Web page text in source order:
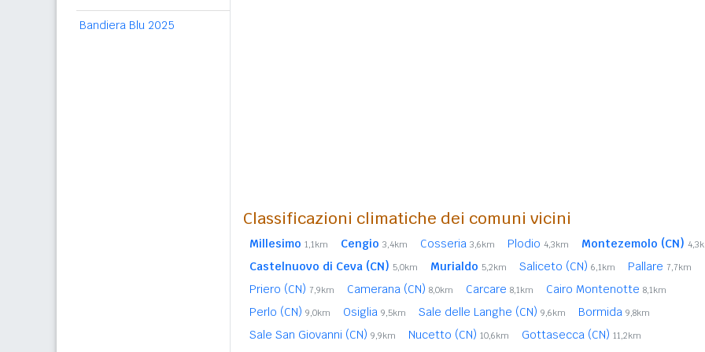
Bandiera Blu 2025
Classificazioni climatiche dei comuni vicini
Millesimo 1,1km Cengio 3,4km Cosseria 3,6km Plodio 4,3km Montezemolo (CN)
Castelnuovo di Ceva (CN) 5,0km Murialdo 5,2km Saliceto (CN) 6,1km Pallare 7,7km
Priero (CN) 7,9km Camerana (CN) 8,0km Carcare 8,1km Cairo Montenotte 8,1km
Perlo (CN) 9,0km Osiglia 9,5km Sale delle Langhe (CN) 9,6km Bormida 9,8km
Sale San Giovanni (CN) 9,9km Nucetto (CN) 10,6km Gottasecca (CN) 11,2km